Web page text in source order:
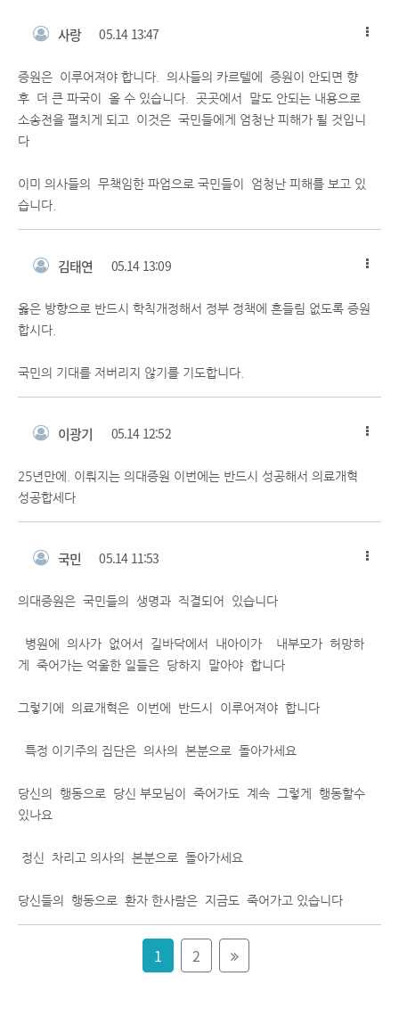
사랑 05.14 13:47
증원은 이루어져야 합니다. 의사들의 카르텔에 증원이 안되면 향
후 더 큰 파국이 올 수 있습니다. 곳곳에서 말도 안되는 내용으로
소송전을 펼치게 되고 이것은 국민들에게 엄청난 피해가 될 것입니
다
이미 의사들의 무책임한 파업으로 국민들이 엄청난 피해를 보고 있
습니다.
김태연 05.14 13:09
옳은 방향으로 반드시 학칙개정해서 정부 정책에 흔들림 없도록 증원
합시다.
국민의 기대를 저버리지 않기를 기도합니다.
이광기 05.14 12:52
25년만에. 이뤄지는 의대증원 이번에는 반드시 성공해서 의료개혁
성공합세다
국민 05.14 11:53
의대증원은 국민들의 생명과 직결되어 있습니다
병원에 의사가 없어서 길바닥에서 내아이가 내부모가 허망하
게 죽어가는 억울한 일들은 당하지 말아야 합니다
그렇기에 의료개혁은 이번에 반드시 이루어져야 합니다
특정 이기주의 집단은 의사의 본분으로 돌아가세요
당신의 행동으로 당신 부모님이 죽어가도 계속 그렇게 행동할수
있나요
정신 차리고 의사의 본분으로 돌아가세요
당신들의 행동으로 환자 한사람은 지금도 죽어가고 있습니다
1 2